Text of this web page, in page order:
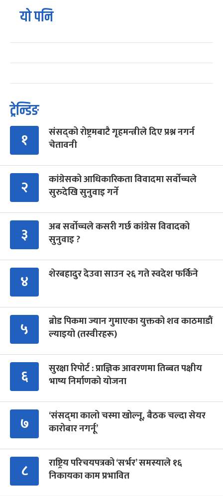
यो पनि
ट्रेन्डिङ
१
संसद्को रोष्ट्रमबाटै गृहमन्त्रीले दिए प्रश्न नगर्न
चेतावनी
२
कांग्रेसको आधिकारिकता विवादमा सर्वोच्चले
सुरुदेखि सुनुवाइ गर्ने
३
अब सर्वोच्चले कसरी गर्छ कांग्रेस विवादको
सुनुवाइ ?
४ शेरबहादुर देउवा साउन २६ गते स्वदेश फर्किने
५
ब्रोड पिकमा ज्यान गुमाएका युक्तको शव काठमाडौं
ल्याइयो (तस्वीरहरू)
६
सुरक्षा रिपोर्ट : प्राज्ञिक आवरणमा तिब्बत पक्षीय
भाष्य निर्माणको योजना
७
‘संसद्‍मा कालो चस्मा खोल्नू, बैठक चल्दा सेयर
कारोबार नगर्नू’
८
राष्ट्रिय परिचयपत्रको ‘सर्भर’ समस्याले १६
निकायका काम प्रभावित